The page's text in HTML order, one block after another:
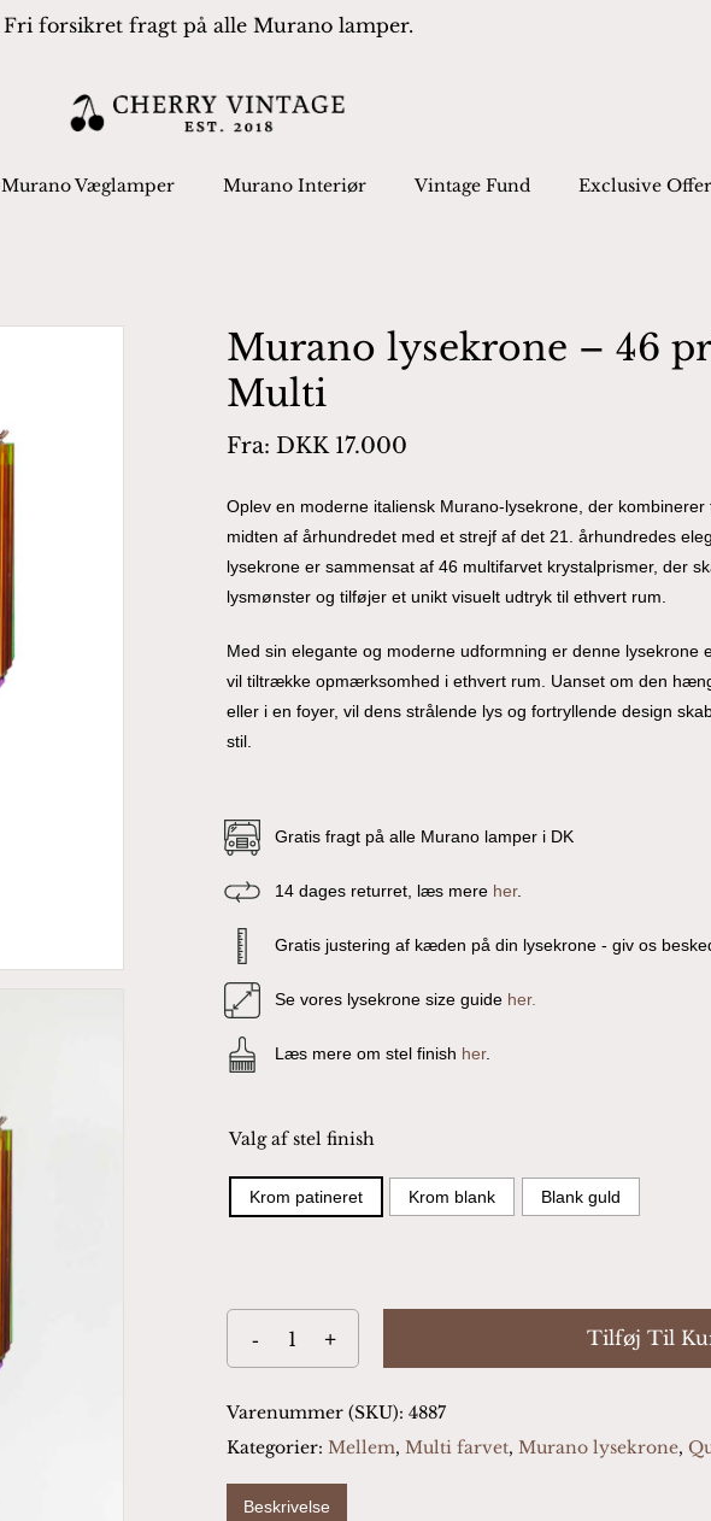
Fri forsikret fragt på alle Murano lamper.
Murano Væglamper Murano Interiør Vintage Fund Exclusive Offer
Murano lysekrone – 46
Multi
Fra: DKK17.000
Oplev en moderne italiensk Murano-lysekrone, der
midten af århundredet med et strejf af det 21. århundredes
lysekrone er sammensat af 46 multifarvet krystalprismer, der
lysmønster og tilføjer et unikt visuelt udtryk til ethvert rum.
Med sin elegante og moderne udformning er denne lysekrone
vil tiltrække opmærksomhed i ethvert rum. Uanset om den
eller i en foyer, vil dens strålende lys og fortryllende design
stil.
Gratis fragt på alle Murano lamper i DK
14 dages returret, læs mere her.
Gratis justering af kæden på din lysekrone - giv os
Se vores lysekrone size guide her.
Læs mere om stel finish her.
Valg af stel finish
Krom patineret Krom blank Blank guld
Tilføj Til
Varenummer (SKU): 4887
Kategorier: Mellem, Multi farvet, Murano lysekrone,
Beskrivelse